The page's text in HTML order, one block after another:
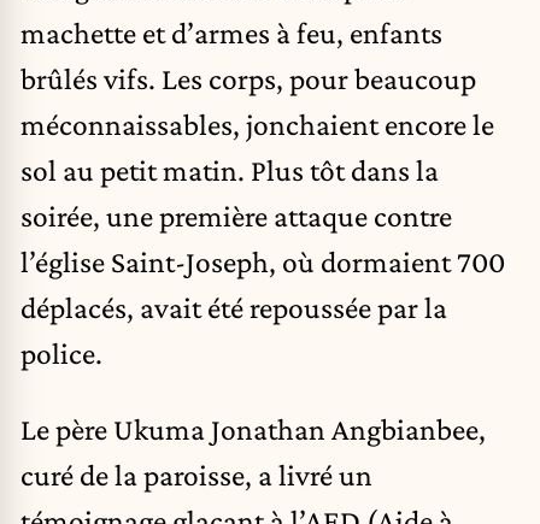
machette et d’armes à feu, enfants
brûlés vifs. Les corps, pour beaucoup
méconnaissables, jonchaient encore le
sol au petit matin. Plus tôt dans la
soirée, une première attaque contre
l’église Saint-Joseph, où dormaient 700
déplacés, avait été repoussée par la
police.
Le père Ukuma Jonathan Angbianbee,
curé de la paroisse, a livré un